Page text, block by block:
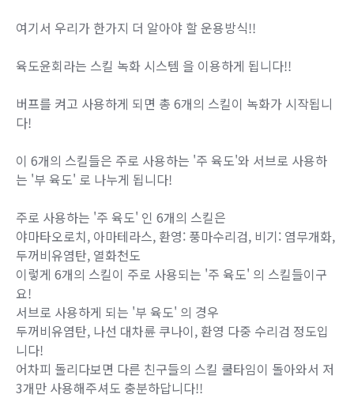
여기서 우리가 한가지 더 알아야 할 운용방식!!
육도윤회라는 스킬 녹화 시스템 을 이용하게 됩니다!!
버프를 켜고 사용하게 되면 총 6개의 스킬이 녹화가 시작됩니
다!
이 6개의 스킬들은 주로 사용하는 '주 육도'와 서브로 사용하
는 '부 육도' 로 나누게 됩니다!
주로 사용하는 '주 육도' 인 6개의 스킬은
야마타오로치, 아마테라스, 환영: 풍마수리검, 비기: 염무개화,
두꺼비유염탄, 열화천도
이렇게 6개의 스킬이 주로 사용되는 '주 육도' 의 스킬들이구
요!
서브로 사용하게 되는 '부 육도' 의 경우
두꺼비유염탄, 나선 대차륜 쿠나이, 환영 다중 수리검 정도입
니다!
어차피 돌리다보면 다른 친구들의 스킬 쿨타임이 돌아와서 저
3개만 사용해주셔도 충분하답니다!!